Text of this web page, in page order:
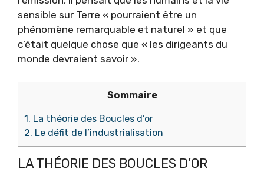
sensible sur Terre « pourraient être un
phénomène remarquable et naturel » et que
c’était quelque chose que « les dirigeants du
monde devraient savoir ».
Sommaire
1. La théorie des Boucles d’or
2. Le défit de l’industrialisation
LA THÉORIE DES BOUCLES D’OR